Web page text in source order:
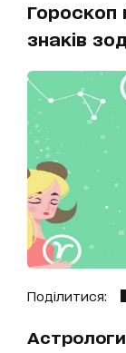
Гороскоп
знаків
Поділитися: